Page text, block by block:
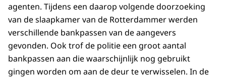
agenten. Tijdens een daarop volgende doorzoeking
van de slaapkamer van de Rotterdammer werden
verschillende bankpassen van de aangevers
gevonden. Ook trof de politie een groot aantal
bankpassen aan die waarschijnlijk nog gebruikt
gingen worden om aan de deur te verwisselen. In de